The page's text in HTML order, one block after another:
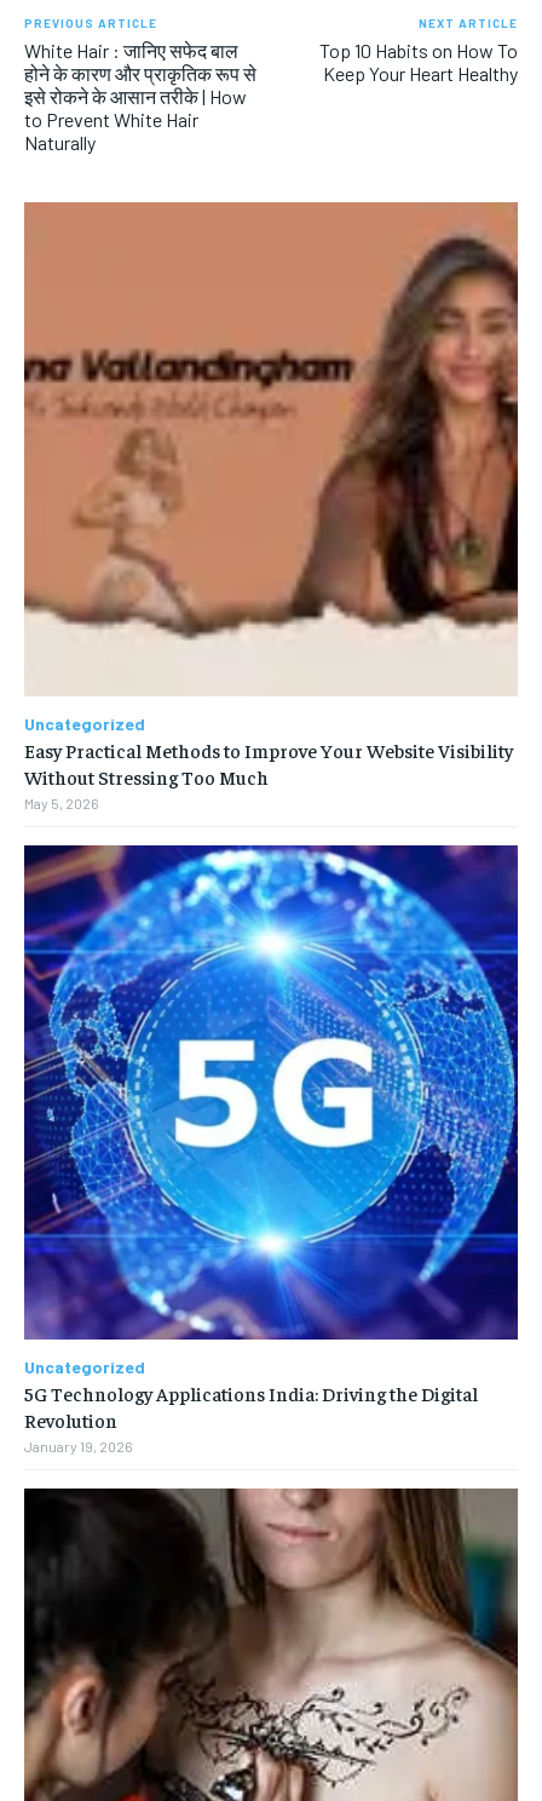
PREVIOUS ARTICLE
White Hair : जानिए सफेद बाल
होने के कारण और प्राकृतिक रूप से
इसे रोकने के आसान तरीके | How
to Prevent White Hair
Naturally
NEXT ARTICLE
Top 10 Habits on How To
Keep Your Heart Healthy
Uncategorized
Easy Practical Methods to Improve Your Website Visibility
Without Stressing Too Much
May 5, 2026
Uncategorized
5G Technology Applications India: Driving the Digital
Revolution
January 19, 2026